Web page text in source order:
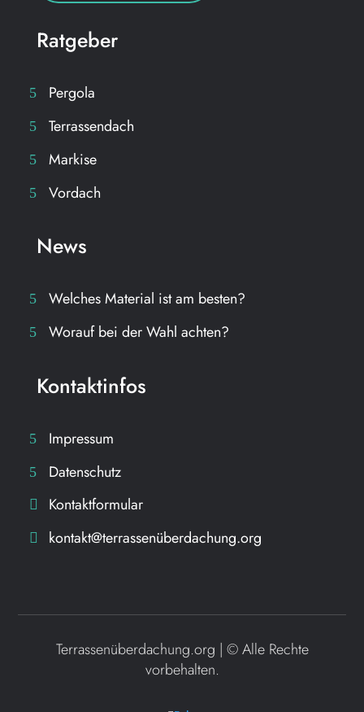
Ratgeber
Pergola
Terrassendach
Markise
Vordach
News
Welches Material ist am besten?
Worauf bei der Wahl achten?
Kontaktinfos
Impressum
Datenschutz
Kontaktformular
kontakt@terrassenüberdachung.org
Terrassenüberdachung.org | ©Alle Rechte
vorbehalten.